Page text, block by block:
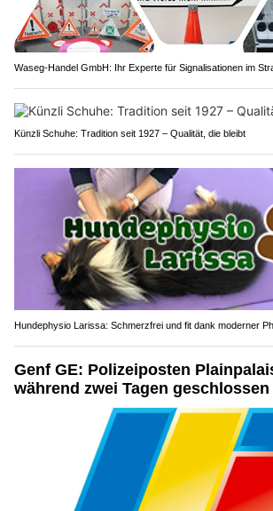
Waseg-Handel GmbH: Ihr Experte für Signalisationen im
Künzli Schuhe: Tradition seit 1927 – Qualität, die bleibt
Hundephysio Larissa: Schmerzfrei und fit dank moderner
Genf GE: Polizeiposten
während zwei Tagen geschlossen